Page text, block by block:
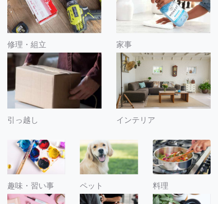
修理・組立 家事
引っ越し インテリア
趣味・習い事 ペット 料理